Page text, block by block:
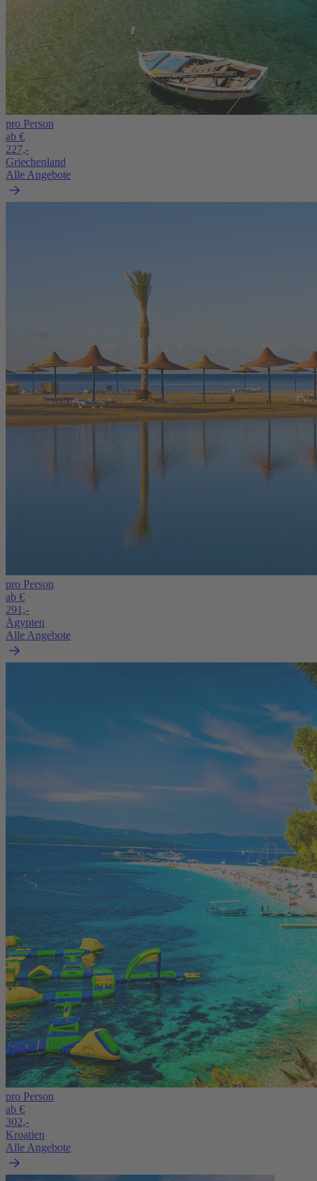
pro Person
ab €
227,-
Griechenland
Alle Angebote
pro Person
ab €
291,-
Ägypten
Alle Angebote
pro Person
ab €
302,-
Kroatien
Alle Angebote